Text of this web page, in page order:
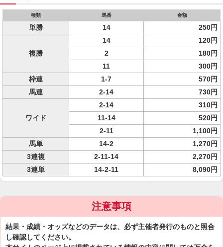
種類 馬番 金額
単勝 14 250円
複勝
14
120円
2
180円
11
300円
枠連
1-7
570円
馬連
2-14 730円
ワイド
2-14
310円
11-14
520円
2-11
1,100円
馬単
14-2
1,270円
3連複
2-11-14
2,270円
3連単
14-2-11 8,090円
注意事項
結果・成績・オッズなどのデータは、必ず主催者発行のものと照合
し確認してください。